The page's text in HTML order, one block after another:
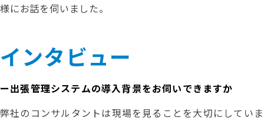
様にお話を伺いました。
インタビュー
ー出張管理システムの導入背景をお伺いできますか
弊社のコンサルタントは現場を見ることを大切にしていま